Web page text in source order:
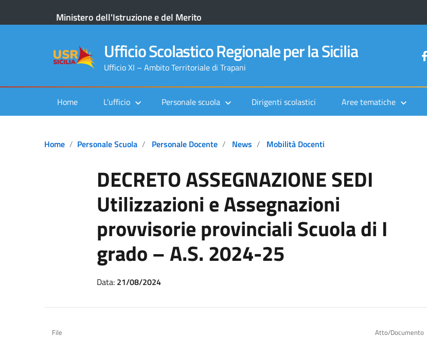
Ministero dell'Istruzione e del Merito
Ufficio Scolastico Regionale per la Sicilia
Ufficio XI – Ambito Territoriale di Trapani
Home L’ufficio Personale scuola Dirigenti scolastici Aree tematiche
Home Personale Scuola Personale Docente News Mobilità Docenti
DECRETO ASSEGNAZIONE SEDI
Utilizzazioni e Assegnazioni
provvisorie provinciali Scuola di I
grado – A.S. 2024-25
Data: 21/08/2024
File Atto/Documento